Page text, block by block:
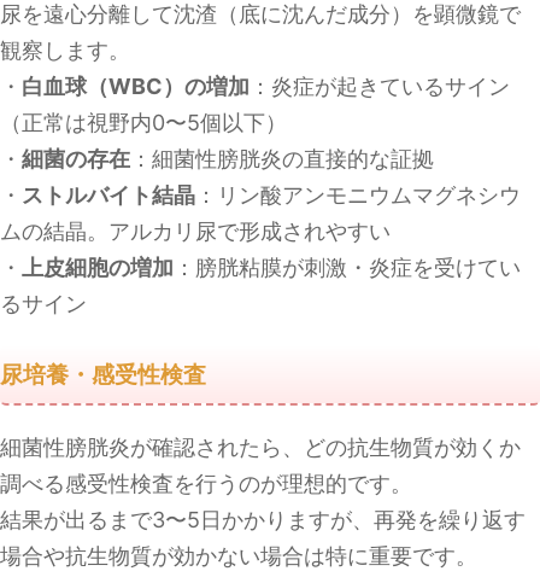
尿を遠心分離して沈渣（底に沈んだ成分）を顕微鏡で
観察します。
・ 白血球（WBC）の増加 ：炎症が起きているサイン
（正常は視野内0〜5個以下）
・ 細菌の存在 ：細菌性膀胱炎の直接的な証拠
・ ストルバイト結晶 ：リン酸アンモニウムマグネシウ
ムの結晶。アルカリ尿で形成されやすい
・
上皮細胞の増加 ：膀胱粘膜が刺激・炎症を受けてい
るサイン
尿培養・感受性検査
細菌性膀胱炎が確認されたら、どの抗生物質が効くか
調べる感受性検査を行うのが理想的です。
結果が出るまで3〜5日かかりますが、再発を繰り返す
場合や抗生物質が効かない場合は特に重要です。